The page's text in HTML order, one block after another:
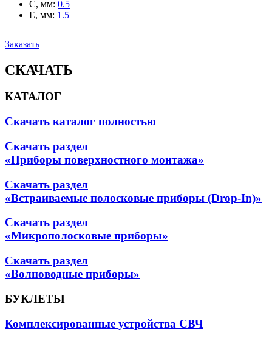
C, мм: 0.5
E, мм: 1.5
Заказать
СКАЧАТЬ
КАТАЛОГ
Скачать каталог полностью
Скачать раздел
«Приборы поверхностного монтажа»
Скачать раздел
«Встраиваемые полосковые приборы (Drop-In)»
Скачать раздел
«Микрополосковые приборы»
Скачать раздел
«Волноводные приборы»
БУКЛЕТЫ
Комплексированные устройства СВЧ